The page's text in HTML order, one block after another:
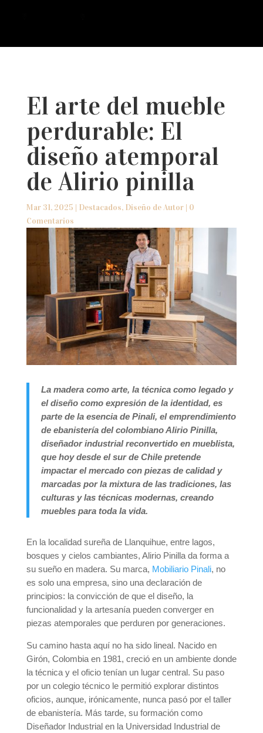
El arte del mueble
perdurable: El
diseño atemporal
de Alirio pinilla
Mar 31, 2025 | Destacados, Diseño de Autor| 0
Comentarios
La madera como arte, la técnica como legado y
el diseño como expresión de la identidad, es
parte de la esencia de Pinali, el emprendimiento
de ebanistería del colombiano Alirio Pinilla,
diseñador industrial reconvertido en mueblista,
que hoy desde el sur de Chile pretende
impactar el mercado con piezas de calidad y
marcadas por la mixtura de las tradiciones, las
culturas y las técnicas modernas, creando
muebles para toda la vida.
En la localidad sureña de Llanquihue, entre lagos,
bosques y cielos cambiantes, Alirio Pinilla da forma a
su sueño en madera. Su marca, Mobiliario Pinali, no
es solo una empresa, sino una declaración de
principios: la convicción de que el diseño, la
funcionalidad y la artesanía pueden converger en
piezas atemporales que perduren por generaciones.
Su camino hasta aquí no ha sido lineal. Nacido en
Girón, Colombia en 1981, creció en un ambiente donde
la técnica y el oficio tenían un lugar central. Su paso
por un colegio técnico le permitió explorar distintos
oficios, aunque, irónicamente, nunca pasó por el taller
de ebanistería. Más tarde, su formación como
Diseñador Industrial en la Universidad Industrial de